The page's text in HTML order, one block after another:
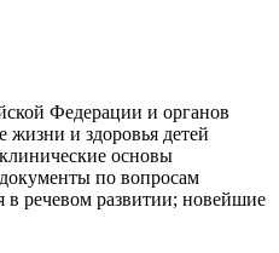
Федерации и органов
жизни и здоровья детей
основы
по вопросам
речевом развитии; новейшие